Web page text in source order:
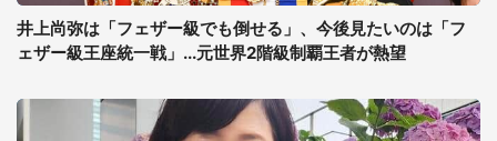
井上尚弥は「フェザー級でも倒せる」、今後見たいのは「フ
ェザー級王座統一戦」...元世界2階級制覇王者が熱望